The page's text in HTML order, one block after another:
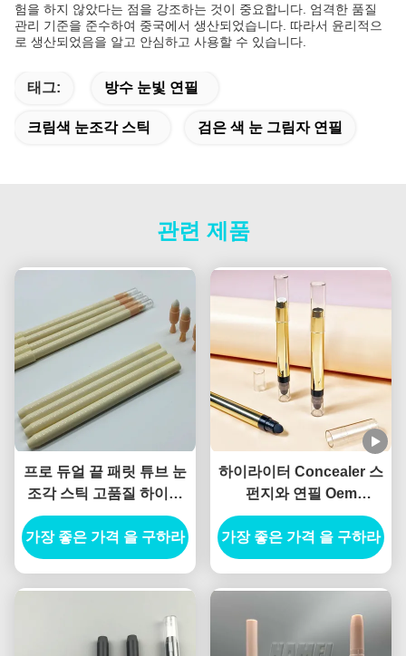
험을 하지 않았다는 점을 강조하는 것이 중요합니다. 엄격한 품질
관리 기준을 준수하여 중국에서 생산되었습니다. 따라서 윤리적으
로 생산되었음을 알고 안심하고 사용할 수 있습니다.
태그: 방수 눈빛 연필
크림색 눈조각 스틱 검은 색 눈 그림자 연필
관련 제품
프로 듀얼 끝 패릿 튜브 눈
조각 스틱 고품질 하이라
이터 커세일러 연필과 함
께 개인 레이블
가장 좋은 가격 을 구하라
하이라이터 Concealer 스
펀지와 연필 Oem
Concealer Foundation
Stick Tube With Brush
가장 좋은 가격 을 구하라